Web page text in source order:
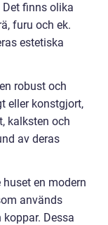
finns olika
furu och ek.
estetiska
robust och
eller konstgjort,
kalksten och
av deras
en modern
används
Dessa